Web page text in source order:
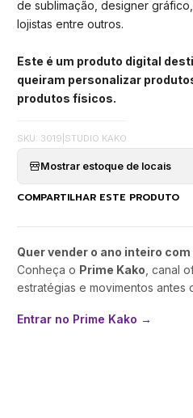
de sublimação, designer
lojistas entre outros.
Este é um produto digital
queiram personalizar
produtos físicos.
SKU: 3019 STUDIO KAKO
Mostrar estoque de locais
COMPARTILHAR ESTE PRODUTO
Quer vender o ano inteiro
Conheça o Prime Kako , canal
estratégias e movimentos antes
Entrar no Prime Kako →